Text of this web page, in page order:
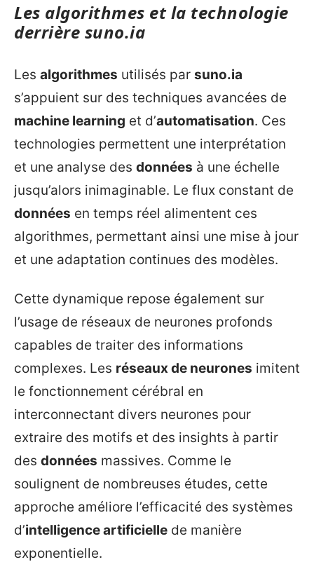
Les algorithmes et la technologie
derrière suno.ia
Les algorithmes utilisés par suno.ia
s’appuient sur des techniques avancées de
machine learning et d’automatisation. Ces
technologies permettent une interprétation
et une analyse des données à une échelle
jusqu’alors inimaginable. Le flux constant de
données en temps réel alimentent ces
algorithmes, permettant ainsi une mise à jour
et une adaptation continues des modèles.
Cette dynamique repose également sur
l’usage de réseaux de neurones profonds
capables de traiter des informations
complexes. Les réseaux de neurones imitent
le fonctionnement cérébral en
interconnectant divers neurones pour
extraire des motifs et des insights à partir
des données massives. Comme le
soulignent de nombreuses études, cette
approche améliore l’efficacité des systèmes
d’intelligence artificielle de manière
exponentielle.